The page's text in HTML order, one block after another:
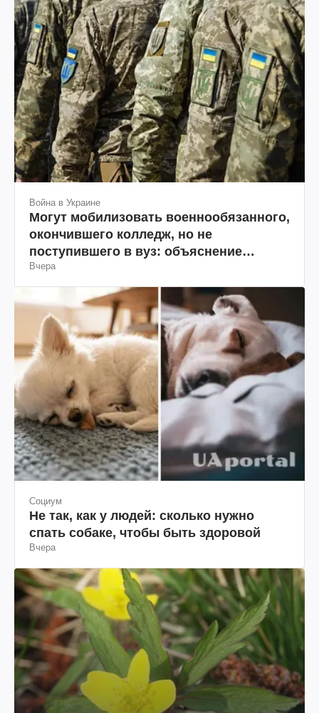
Война в Украине
Могут мобилизовать военнообязанного,
окончившего колледж, но не
поступившего в вуз: объяснение
Социум
Не так, как у людей: сколько нужно
спать собаке, чтобы быть здоровой